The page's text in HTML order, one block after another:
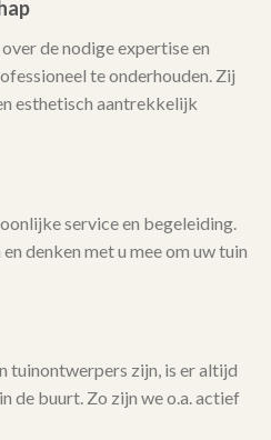
de nodige expertise en
te onderhouden. Zij
esthetisch aantrekkelijk
service en begeleiding.
denken met u mee om uw tuin
tuinontwerpers zijn, is er altijd
de buurt. Zo zijn we o.a. actief